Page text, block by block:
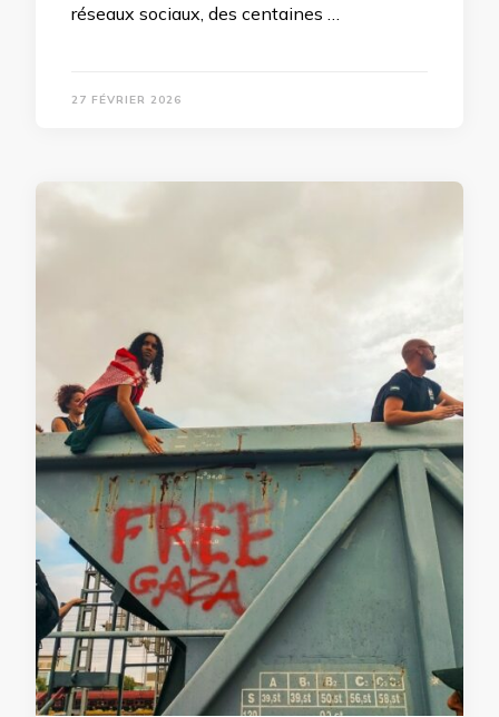
réseaux sociaux, des centaines …
27 FÉVRIER 2026